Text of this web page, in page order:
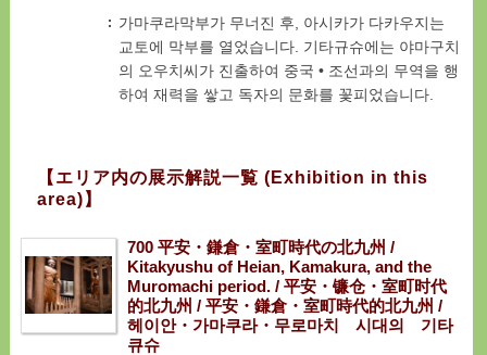
가마쿠라막부가 무너진 후, 아시카가 다카우지는
교토에 막부를 열었습니다. 기타규슈에는 야마구치
의 오우치씨가 진출하여 중국 • 조선과의 무역을 행
하여 재력을 쌓고 독자의 문화를 꽃피었습니다.
【エリア内の展示解説一覧 (Exhibition in this
area)】
700 平安・鎌倉・室町時代の北九州 /
Kitakyushu of Heian, Kamakura, and the
Muromachi period. / 平安・镰仓・室町时代
的北九州 / 平安・鎌倉・室町時代的北九州 /
헤이안・가마쿠라・무로마치 시대의 기타
큐슈